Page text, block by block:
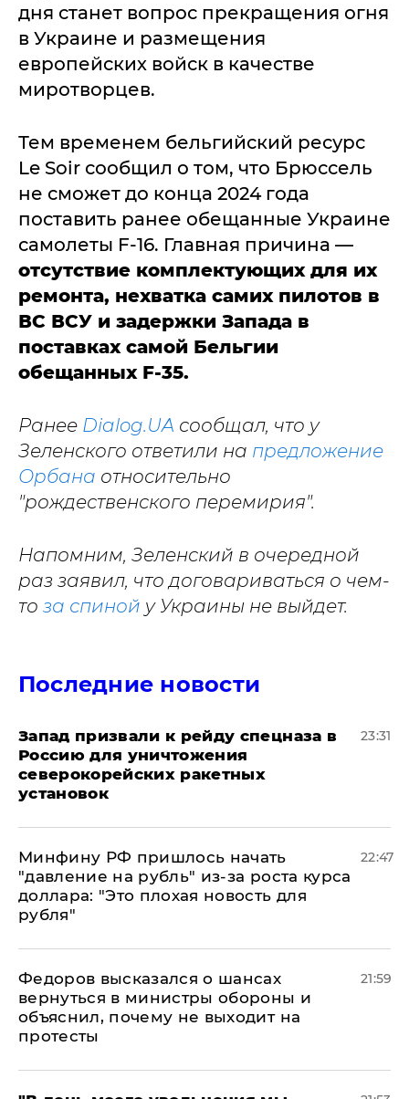
дня станет вопрос прекращения огня
в Украине и размещения
европейских войск в качестве
миротворцев.
Тем временем бельгийский ресурс
Le Soir сообщил о том, что Брюссель
не сможет до конца 2024 года
поставить ранее обещанные Украине
самолеты F-16. Главная причина —
отсутствие комплектующих для их
ремонта, нехватка самих пилотов в
ВС ВСУ и задержки Запада в
поставках самой Бельгии
обещанных F-35.
Ранее Dialog.UA сообщал, что у
Зеленского ответили на предложение
Орбана относительно
"рождественского перемирия".
Напомним, Зеленский в очередной
раз заявил, что договариваться о чем-
то за спиной у Украины не выйдет.
Последние новости
Запад призвали к рейду спецназа в
Россию для уничтожения
северокорейских ракетных
установок
23:31
Минфину РФ пришлось начать
"давление на рубль" из-за роста курса
доллара: "Это плохая новость для
рубля"
22:47
Федоров высказался о шансах
вернуться в министры обороны и
объяснил, почему не выходит на
протесты
21:59